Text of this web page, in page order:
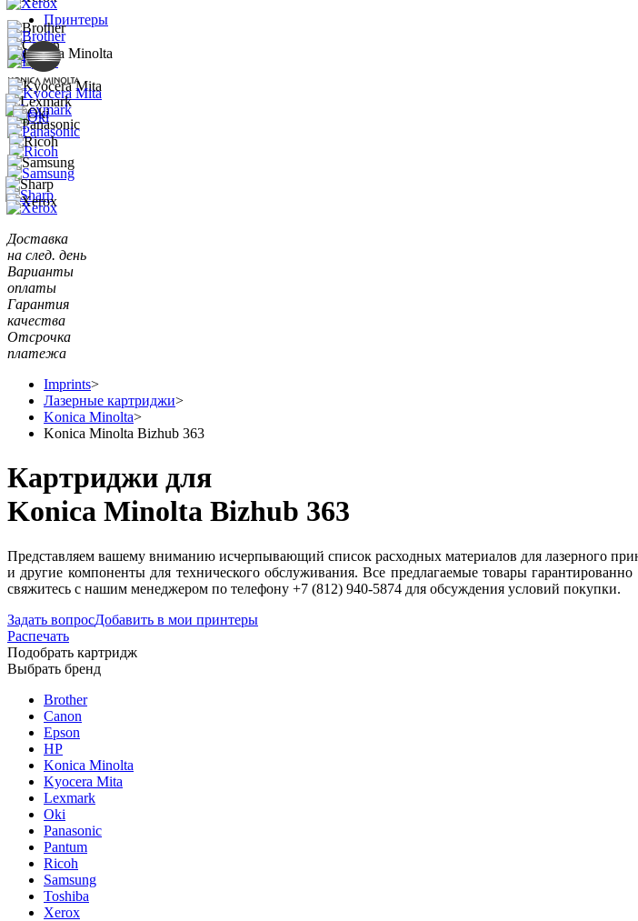
Принтеры
Доставка
на след. день
Варианты
оплаты
Гарантия
качества
Отсрочка
платежа
Imprints>
Лазерные картриджи>
Konica Minolta>
Konica Minolta Bizhub 363
Картриджи для
Konica Minolta Bizhub 363
Представляем вашему вниманию исчерпывающий список расходных материалов для лазерного
и другие компоненты для технического обслуживания. Все предлагаемые товары
свяжитесь с нашим менеджером по телефону +7 (812) 940-5874 для обсуждения условий покупки.
Задать вопросДобавить в мои принтеры
Распечать
Подобрать картридж
Выбрать бренд
Brother
Canon
Epson
HP
Konica Minolta
Kyocera Mita
Lexmark
Oki
Panasonic
Pantum
Ricoh
Samsung
Toshiba
Xerox